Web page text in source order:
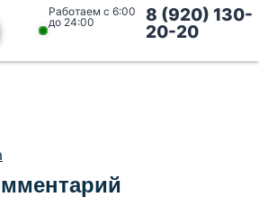
Работаем с 6:00
до 24:00
8 (920) 130-
20-20